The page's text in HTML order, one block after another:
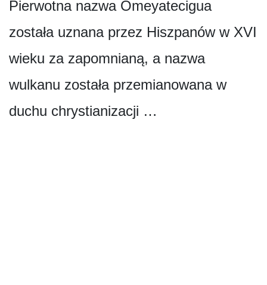
Pierwotna nazwa Omeyatecigua
została uznana przez Hiszpanów w XVI
wieku za zapomnianą, a nazwa
wulkanu została przemianowana w
duchu chrystianizacji …